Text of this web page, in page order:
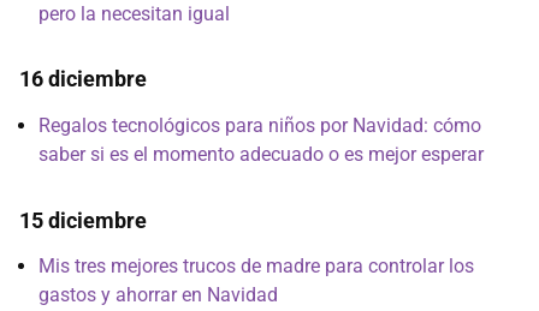
pero la necesitan igual
16 diciembre
Regalos tecnológicos para niños por Navidad: cómo
saber si es el momento adecuado o es mejor esperar
15 diciembre
Mis tres mejores trucos de madre para controlar los
gastos y ahorrar en Navidad